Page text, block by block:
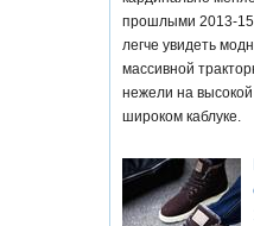
прошлыми 2013-15
легче увидеть
массивной
нежели на
широком каблуке.